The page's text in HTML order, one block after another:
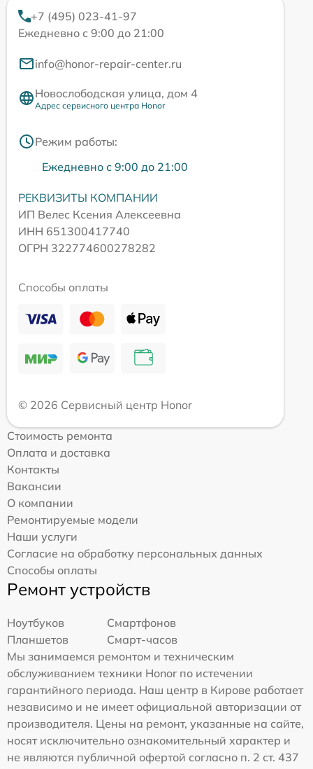
+7 (495) 023-41-97
Ежедневно с 9:00 до 21:00
info@honor-repair-center.ru
Новослободская улица, дом 4
Адрес сервисного центра Honor
Режим работы:
Ежедневно с 9:00 до 21:00
РЕКВИЗИТЫ КОМПАНИИ
ИП Велес Ксения Алексеевна
ИНН 651300417740
ОГРН 322774600278282
Способы оплаты
© 2026 Сервисный центр Honor
Стоимость ремонта
Оплата и доставка
Контакты
Вакансии
О компании
Ремонтируемые модели
Наши услуги
Согласие на обработку персональных данных
Способы оплаты
Ремонт устройств
Ноутбуков
Смартфонов
Планшетов
Смарт-часов
Мы занимаемся ремонтом и техническим
обслуживанием техники Honor по истечении
гарантийного периода. Наш центр в Кирове работает
независимо и не имеет официальной авторизации от
производителя. Цены на ремонт, указанные на сайте,
носят исключительно ознакомительный характер и
не являются публичной офертой согласно п. 2 ст. 437